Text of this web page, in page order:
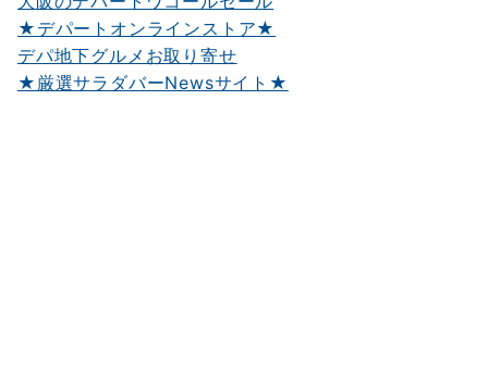
★デパートオンラインストア★
デパ地下グルメお取り寄せ
★厳選サラダバーNewsサイト★